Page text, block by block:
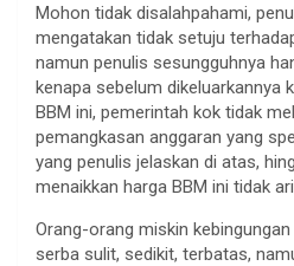
Mohon tidak disalahpahami,
mengatakan tidak setuju
namun penulis sesungguhnya
kenapa sebelum dikeluarkannya
BBM ini, pemerintah kok tidak
pemangkasan anggaran yang
yang penulis jelaskan di atas,
menaikkan harga BBM ini tidak
Orang-orang miskin
serba sulit, sedikit, terbatas,